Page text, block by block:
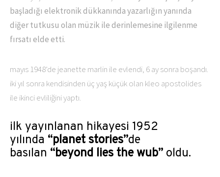
başladığı elektronik dükkanında yazarlığın yanında
diğer tutkusu olan müzik ile derinlemesine ilgilenme
fırsatı elde etti.
mayıs 1948’de jeanette marlin ile evlendi, 6 ay sonra boşandı.
iki yıl sonra kendisinden üç yaş küçük olan kleo apostolides
ile ikinci evliliğini yaptı.
ilk yayınlanan hikayesi 1952
yılında “planet stories”de
basılan “beyond lies the wub” oldu.